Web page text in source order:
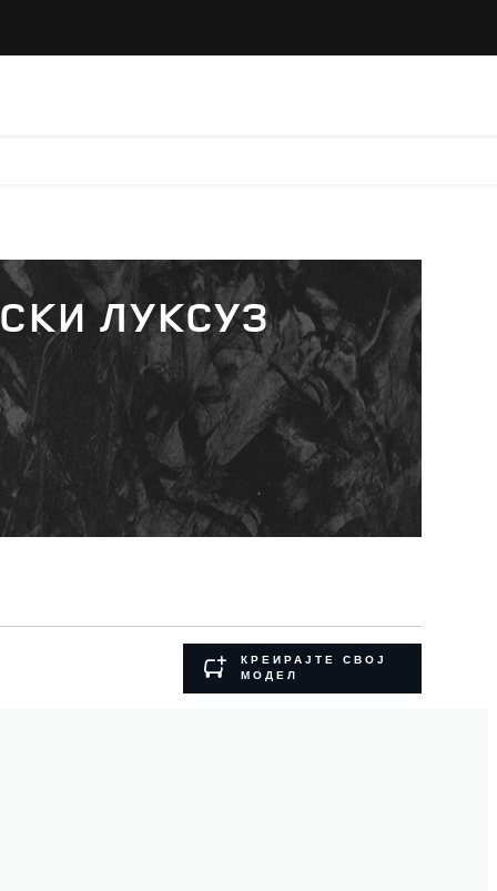
ЛУКСУЗ
КРЕИРАЈТЕ СВОЈ
МОДЕЛ